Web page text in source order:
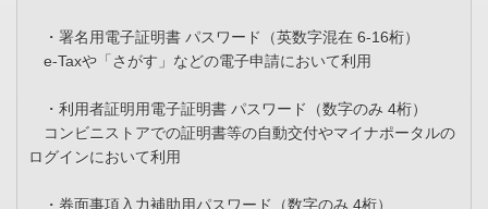
・署名用電子証明書 パスワード（英数字混在 6-16桁）
e-Taxや「さがす」などの電子申請において利用
・利用者証明用電子証明書 パスワード（数字のみ 4桁）
コンビニストアでの証明書等の自動交付やマイナポータルの
ログインにおいて利用
・券面事項入力補助用パスワード（数字のみ 4桁）